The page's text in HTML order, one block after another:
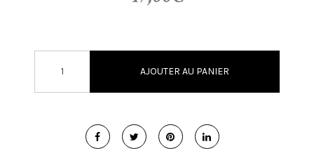
AJOUTER AU PANIER